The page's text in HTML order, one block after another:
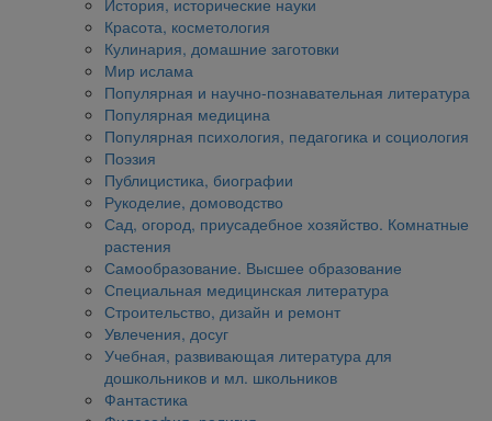
История, исторические науки
Красота, косметология
Кулинария, домашние заготовки
Мир ислама
Популярная и научно-познавательная литература
Популярная медицина
Популярная психология, педагогика и социология
Поэзия
Публицистика, биографии
Рукоделие, домоводство
Сад, огород, приусадебное хозяйство. Комнатные
растения
Самообразование. Высшее образование
Специальная медицинская литература
Строительство, дизайн и ремонт
Увлечения, досуг
Учебная, развивающая литература для
дошкольников и мл. школьников
Фантастика